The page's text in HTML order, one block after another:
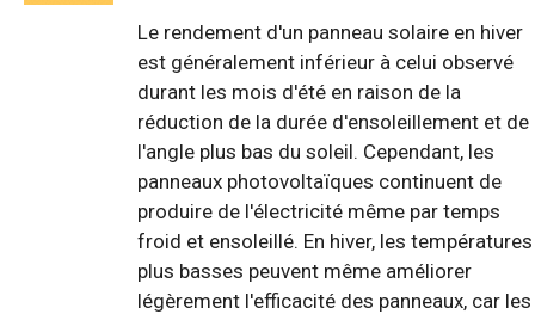
Le rendement d'un panneau solaire en hiver
est généralement inférieur à celui observé
durant les mois d'été en raison de la
réduction de la durée d'ensoleillement et de
l'angle plus bas du soleil. Cependant, les
panneaux photovoltaïques continuent de
produire de l'électricité même par temps
froid et ensoleillé. En hiver, les températures
plus basses peuvent même améliorer
légèrement l'efficacité des panneaux, car les